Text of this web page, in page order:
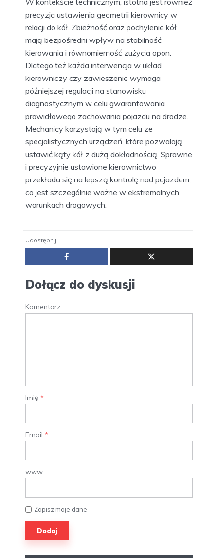
W kontekście technicznym, istotna jest również
precyzja ustawienia geometrii kierownicy w
relacji do kół. Zbieżność oraz pochylenie kół
mają bezpośredni wpływ na stabilność
kierowania i równomierność zużycia opon.
Dlatego też każda interwencja w układ
kierowniczy czy zawieszenie wymaga
późniejszej regulacji na stanowisku
diagnostycznym w celu gwarantowania
prawidłowego zachowania pojazdu na drodze.
Mechanicy korzystają w tym celu ze
specjalistycznych urządzeń, które pozwalają
ustawić kąty kół z dużą dokładnością. Sprawne
i precyzyjnie ustawione kierownictwo
przekłada się na lepszą kontrolę nad pojazdem,
co jest szczególnie ważne w ekstremalnych
warunkach drogowych.
Udostępnij
Dołącz do dyskusji
Komentarz
Imię *
Email *
www
Zapisz moje dane